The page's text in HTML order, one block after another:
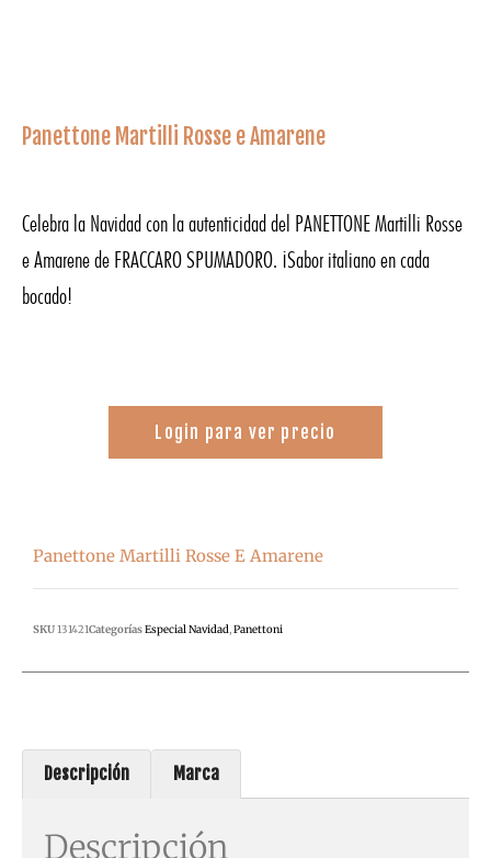
Panettone Martilli Rosse e Amarene
Celebra la Navidad con la autenticidad del PANETTONE Martilli Rosse
e Amarene de FRACCARO SPUMADORO. ¡Sabor italiano en cada
bocado!
Login para ver precio
Panettone Martilli Rosse E Amarene
SKU131421CategoríasEspecial Navidad,Panettoni
Descripción Marca
Descripción